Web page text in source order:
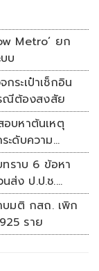
Metro’ ยก
บ
ระเป๋าเช็กอิน
รณีต้องสงสัย
บหาต้นเหตุ
ะดับความ
ระบบ
ราบ 6 ข้อหา
ส่ง ป.ป.ช.
บมติ กสถ. เพิก
ราย